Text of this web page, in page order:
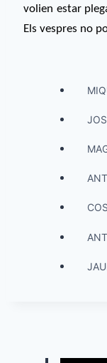
volien estar
Els vespres no